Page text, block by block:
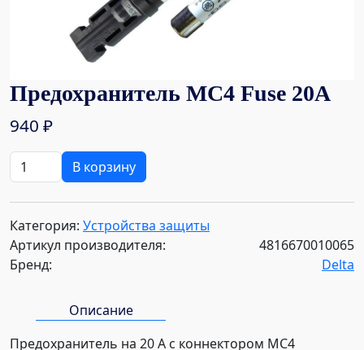
Предохранитель MC4 Fuse 20A
940 ₽
Количество
товара
Предохранитель
MC4
Fuse
20A
В корзину
Категория: Устройства защиты
Артикул производителя:
4816670010065
Бренд:
Delta
Описание
Предохранитель на 20 А с коннектором МС4